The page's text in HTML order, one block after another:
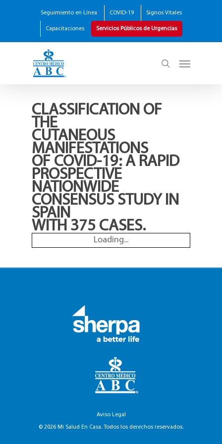
Seguimiento en Línea COVID-19 Signos Vitales
Capacitaciones Servicios Públicos de Urgencias
CLASSIFICATION OF
THE
CUTANEOUS
MANIFESTATIONS
OF COVID-19: A RAPID
PROSPECTIVE
NATIONWIDE
CONSENSUS STUDY IN
SPAIN
WITH 375 CASES.
Loading...
Aviso Legal
© 2026 Mi Salud En Casa. Todos los derechos reservados.